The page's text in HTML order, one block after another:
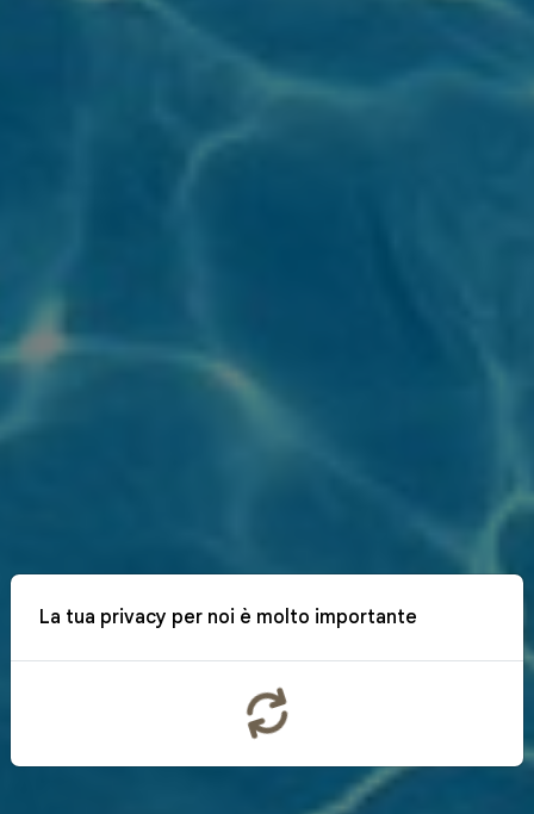
La tua privacy per noi è molto importante